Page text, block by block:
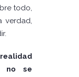
todo,
verdad,
no se